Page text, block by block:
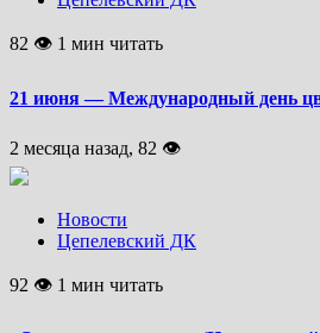
82 👁 1 мин читать
21 июня — Международный день
2 месяца назад, 82 👁
Новости
Цепелевский ДК
92 👁 1 мин читать